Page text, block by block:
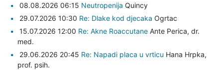
08.08.2026 06:15 Neutropenija Quincy
29.07.2026 10:30 Re: Dlake kod djecaka Ogrtac
15.07.2026 12:00 Re: Akne Roaccutane Ante Perica, dr.
med.
29.06.2026 20:45 Re: Napadi placa u vrticu Hana Hrpka,
prof. psih.